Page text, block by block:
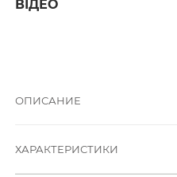
ВІДЕО
ОПИСАНИЕ
ХАРАКТЕРИСТИКИ